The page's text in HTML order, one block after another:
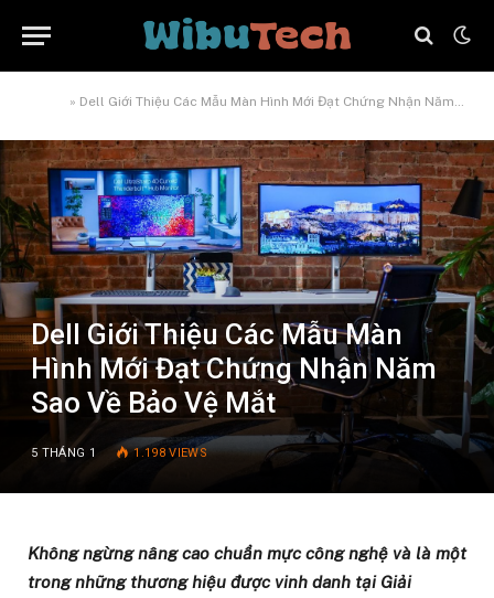
» Dell Giới Thiệu Các Mẫu Màn Hình Mới Đạt Chứng Nhận Năm Sao Về Bảo Vệ Mắt
Dell Giới Thiệu Các Mẫu Màn
Hình Mới Đạt Chứng Nhận Năm
Sao Về Bảo Vệ Mắt
5 THÁNG 1 1.198VIEWS
Không ngừng nâng cao chuẩn mực công nghệ và là một
trong những thương hiệu được vinh danh tại Giải